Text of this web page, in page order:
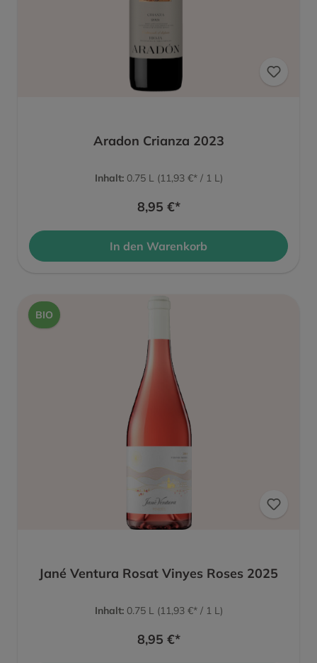
Aradon Crianza 2023
Inhalt: 0.75 L (11,93 €* / 1 L)
8,95 €*
In den Warenkorb
BIO
Jané Ventura Rosat Vinyes Roses 2025
Inhalt: 0.75 L (11,93 €* / 1 L)
8,95 €*